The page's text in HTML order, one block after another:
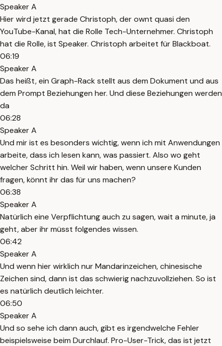
Speaker A
Hier wird jetzt gerade Christoph, der ownt quasi den
YouTube-Kanal, hat die Rolle Tech-Unternehmer. Christoph
hat die Rolle, ist Speaker. Christoph arbeitet für Blackboat.
06:19
Speaker A
Das heißt, ein Graph-Rack stellt aus dem Dokument und aus
dem Prompt Beziehungen her. Und diese Beziehungen werden
da
06:28
Speaker A
Und mir ist es besonders wichtig, wenn ich mit Anwendungen
arbeite, dass ich lesen kann, was passiert. Also wo geht
welcher Schritt hin. Weil wir haben, wenn unsere Kunden
fragen, könnt ihr das für uns machen?
06:38
Speaker A
Natürlich eine Verpflichtung auch zu sagen, wait a minute, ja
geht, aber ihr müsst folgendes wissen.
06:42
Speaker A
Und wenn hier wirklich nur Mandarinzeichen, chinesische
Zeichen sind, dann ist das schwierig nachzuvollziehen. So ist
es natürlich deutlich leichter.
06:50
Speaker A
Und so sehe ich dann auch, gibt es irgendwelche Fehler
beispielsweise beim Durchlauf. Pro-User-Trick, das ist jetzt